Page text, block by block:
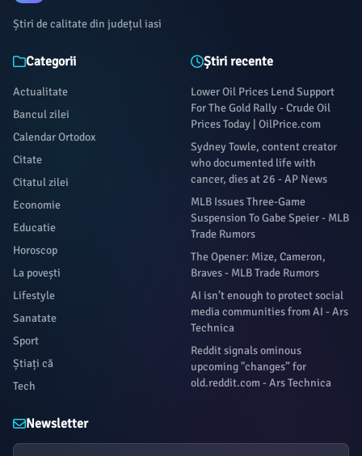
Știri de calitate din județul iasi
Categorii
Actualitate
Bancul zilei
Calendar Ortodox
Citate
Citatul zilei
Economie
Educatie
Horoscop
La povești
Lifestyle
Sanatate
Sport
Știați că
Tech
Știri recente
Lower Oil Prices Lend Support
For The Gold Rally - Crude Oil
Prices Today | OilPrice.com
Sydney Towle, content creator
who documented life with
cancer, dies at 26 - AP News
MLB Issues Three-Game
Suspension To Gabe Speier - MLB
Trade Rumors
The Opener: Mize, Cameron,
Braves - MLB Trade Rumors
AI isn’t enough to protect social
media communities from AI - Ars
Technica
Reddit signals ominous
upcoming "changes” for
old.reddit.com - Ars Technica
Newsletter